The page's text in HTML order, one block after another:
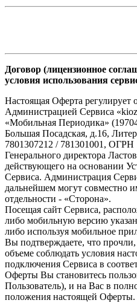
Договор (лицензионное
условия использования
Настоящая Оферта
Администрацией Сервиса
«Мобильная Периодика»
Большая Посадская, д.16,
7801307212 / 781301001, ОГРН
Генерального директора
действующего на основании
Сервиса. Администрация
дальнейшем могут совместно
отдельности - «Сторона».
Посещая сайт Сервиса,
либо мобильную версию
либо используя мобильное
Вы подтверждаете, что
объеме соблюдать условия
подключения Сервиса в
Оферты Вы становитесь
Пользователь), и на Вас в
положения настоящей Оферты.